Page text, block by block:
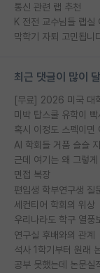
통신 관련 랩 추천
K 전전 교수님들 랩실
막학기 자퇴 고민됩니
최근 댓글이 많이
미박 탑스쿨 유학이
혹시 이정도 스펙이면
AI 학회들 거품 슬슬
근데 여기는 왜 그렇
면접 복장
편입생 학부연구생 질
세컨티어 학회의 위상
연구실 후배와의 관계
석사 1학기부터 원래
공부 못했는데 논문실